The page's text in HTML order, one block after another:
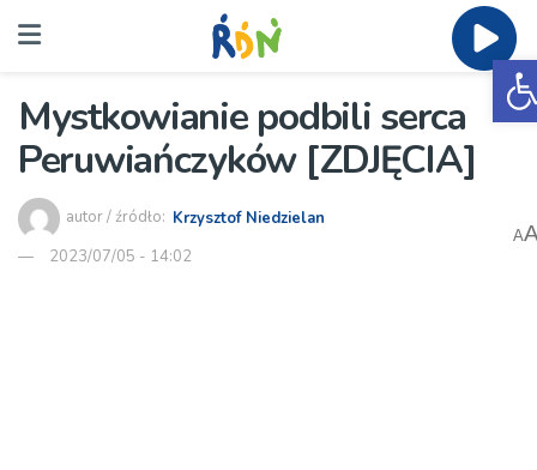
Mystkowianie podbili serca
Peruwiańczyków [ZDJĘCIA]
autor / źródło: Krzysztof Niedzielan
2023/07/05 - 14:02
A